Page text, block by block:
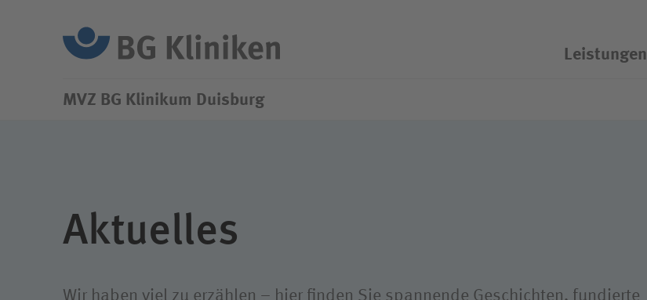
Leistungen
MVZ BG Klinikum Duisburg
Aktuelles
Wir haben viel zu erzählen – hier finden Sie spannende Geschichten, fundierte